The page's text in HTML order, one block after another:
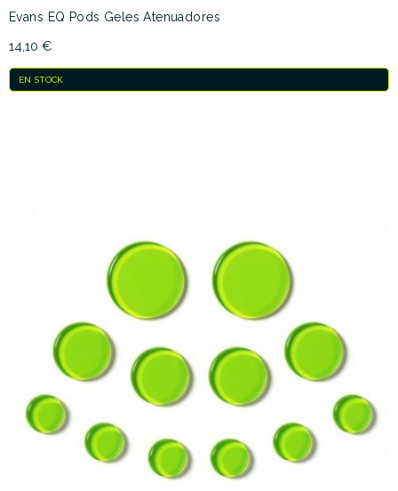
Evans EQ Pods Geles Atenuadores
14,10 €
EN STOCK